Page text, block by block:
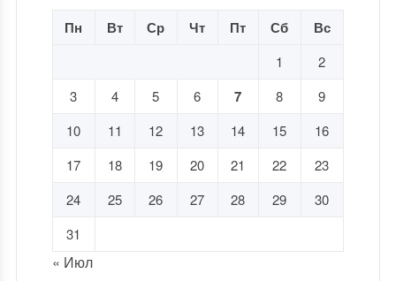
Пн Вт Ср Чт Пт Сб Вс
1
2
3
4 5 6 7 8
9
10
11 12 13 14 15
16
17
18 19 20 21 22
23
24
25 26 27 28 29
30
31
« Июл